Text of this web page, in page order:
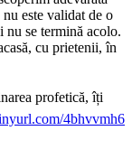
este validat de o
nu se termină acolo.
cu prietenii, în
profetică, îți
4bhvvmh6